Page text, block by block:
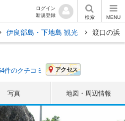
ログイン
新規登録
検索 MENU
伊良部島・下地島 観光 渡口の浜
件のクチコミ アクセス
写真 地図・周辺情報